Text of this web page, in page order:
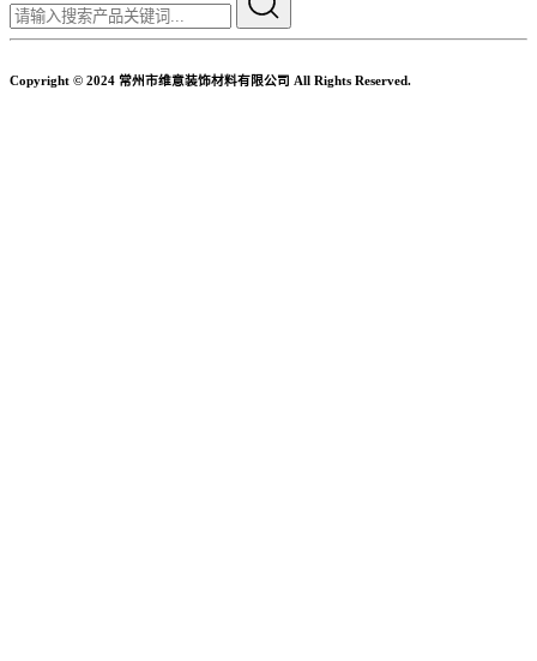
Copyright © 2024 常州市维意装饰材料有限公司 All Rights Reserved.